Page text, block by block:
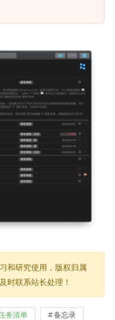
和研究使用，版权归属
时联系站长处理！
务清单 备忘录